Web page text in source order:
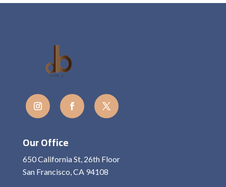
Our Office
650 California St, 26th Floor
San Francisco, CA 94108